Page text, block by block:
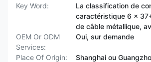
Key Word:
La classification de
caractéristique 6 x
de câble métallique, av
OEM Or ODM
Services:
Oui, sur demande
Place Of Origin:
Shanghai ou